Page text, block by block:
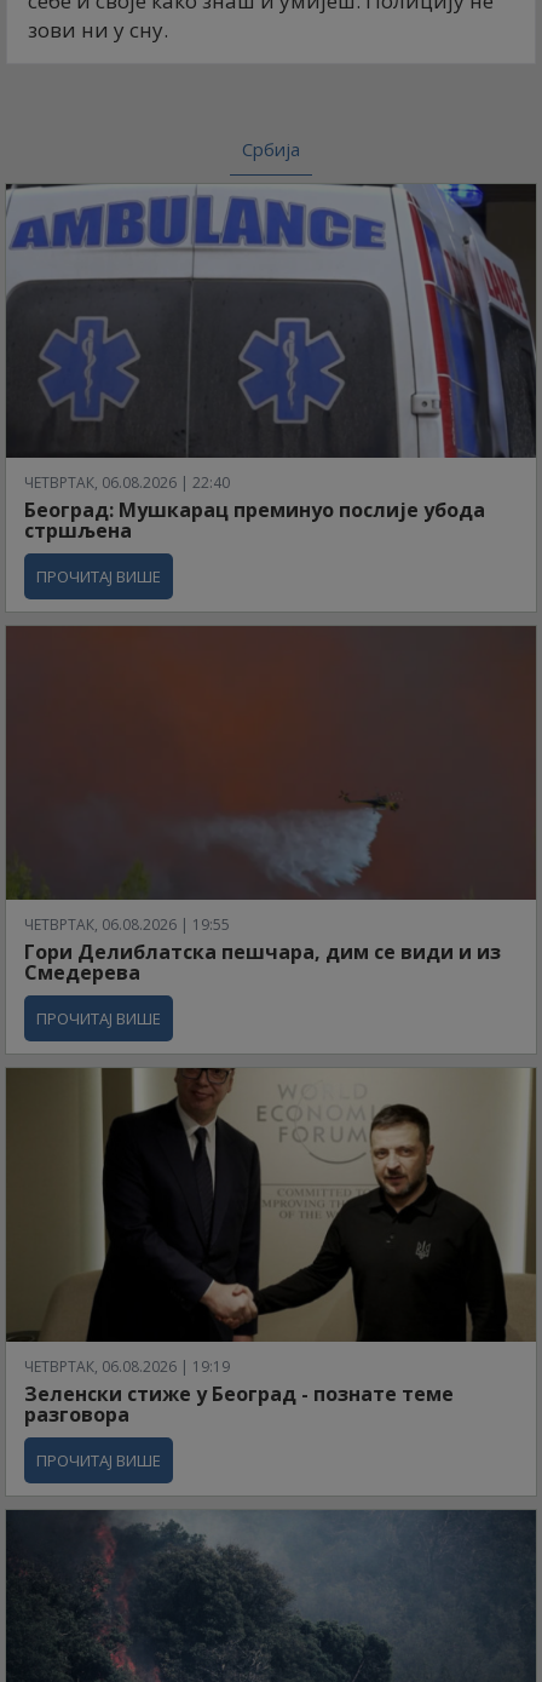
зови ни у сну.
Србија
ЧЕТВРТАК, 06.08.2026 | 22:40
Београд: Мушкарац преминуо послије убода
стршљена
ПРОЧИТАЈ ВИШЕ
ЧЕТВРТАК, 06.08.2026 | 19:55
Гори Делиблатска пешчара, дим се види и из
Смедерева
ПРОЧИТАЈ ВИШЕ
ЧЕТВРТАК, 06.08.2026 | 19:19
Зеленски стиже у Београд - познате теме
разговора
ПРОЧИТАЈ ВИШЕ